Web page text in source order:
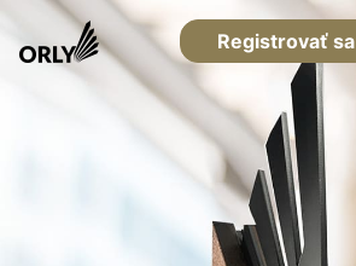
Registrovať sa